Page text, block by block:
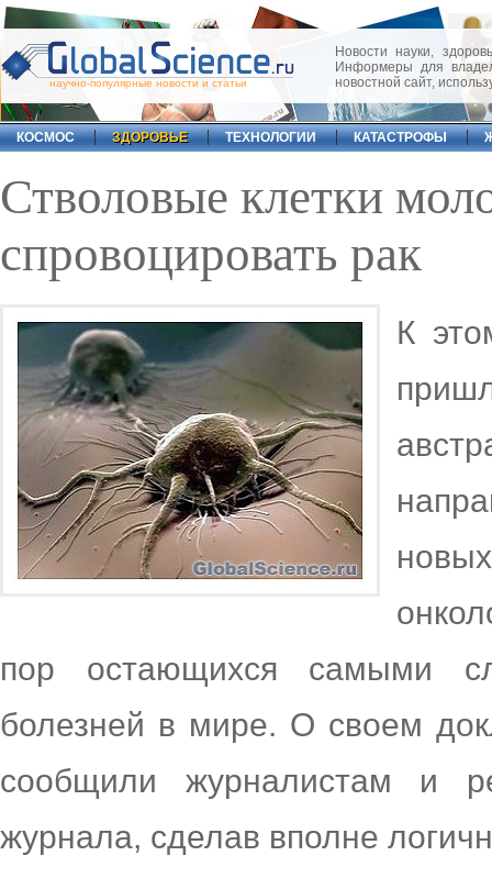
научно-популярные новости и статьи
Новости науки,
Информеры для
новостной сайт,
КОСМОС ЗДОРОВЬЕ ТЕХНОЛОГИИ КАТАСТРОФЫ
Стволовые клетки
спровоцировать рак
К
пор остающихся самыми
болезней в мире. О своем
сообщили журналистам и
журнала, сделав вполне